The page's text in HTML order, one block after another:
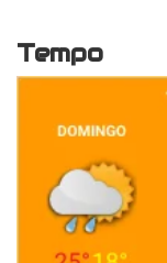
Tempo